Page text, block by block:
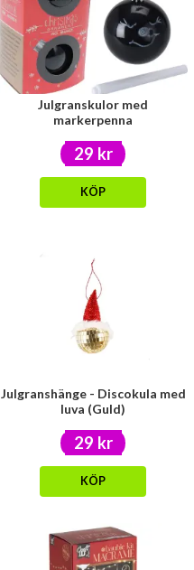
Julgranskulor med
markerpenna
29 kr
KÖP
Julgranshänge - Discokula med
luva (Guld)
29 kr
KÖP